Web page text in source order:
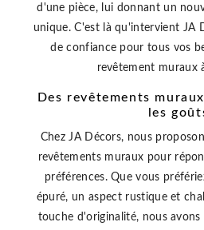
d'une pièce, lui donnant un
unique. C'est là qu'intervient JA
de confiance pour tous vos
revêtement muraux
Des revêtements
les
Chez JA Décors, nous
revêtements muraux pour
préférences. Que vous
épuré, un aspect rustique et
touche d'originalité, nous